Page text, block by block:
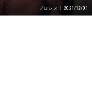
プロレス 2021/12/01